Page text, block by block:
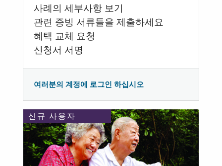
사례의 세부사항 보기
관련 증빙 서류들을 제출하세요
혜택 교체 요청
신청서 서명
여러분의 계정에 로그인 하십시오
신규 사용자